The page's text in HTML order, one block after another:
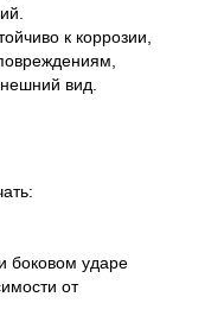
к коррозии,
вид.
боковом ударе
от